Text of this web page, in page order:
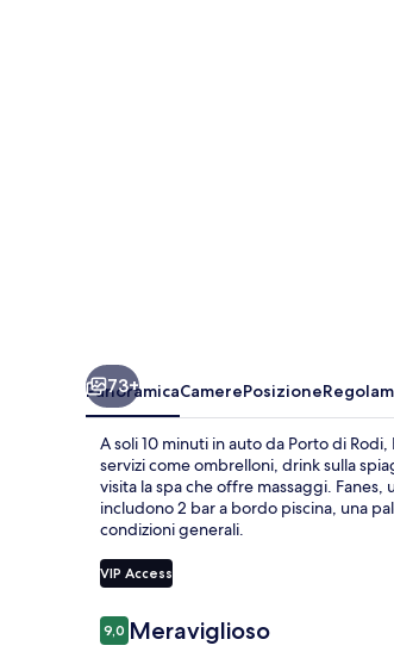
73+
PanoramicaCamerePosizione
A soli 10 minuti in auto da Porto di
servizi come ombrelloni, drink sulla
visita la spa che offre massaggi.
includono 2 bar a bordo piscina, una
condizioni generali.
VIP Access
Recensioni
9,09,0 su 10
Meraviglioso